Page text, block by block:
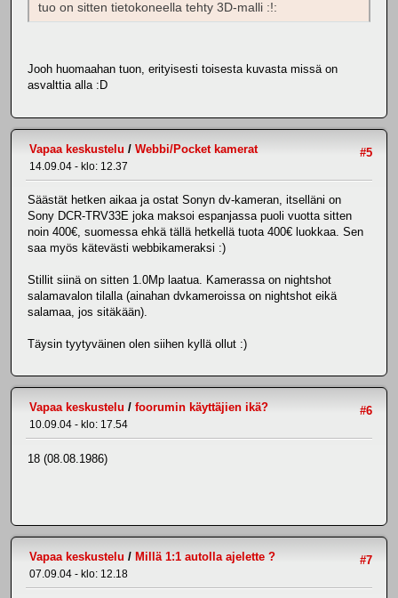
tuo on sitten tietokoneella tehty 3D-malli :!:
Jooh huomaahan tuon, erityisesti toisesta kuvasta missä on
asvalttia alla :D
#5
Vapaa keskustelu / Webbi/Pocket kamerat
14.09.04 - klo: 12.37
Säästät hetken aikaa ja ostat Sonyn dv-kameran, itselläni on
Sony DCR-TRV33E joka maksoi espanjassa puoli vuotta sitten
noin 400€, suomessa ehkä tällä hetkellä tuota 400€ luokkaa. Sen
saa myös kätevästi webbikameraksi :)
Stillit siinä on sitten 1.0Mp laatua. Kamerassa on nightshot
salamavalon tilalla (ainahan dvkameroissa on nightshot eikä
salamaa, jos sitäkään).
Täysin tyytyväinen olen siihen kyllä ollut :)
#6
Vapaa keskustelu / foorumin käyttäjien ikä?
10.09.04 - klo: 17.54
18 (08.08.1986)
#7
Vapaa keskustelu / Millä 1:1 autolla ajelette ?
07.09.04 - klo: 12.18